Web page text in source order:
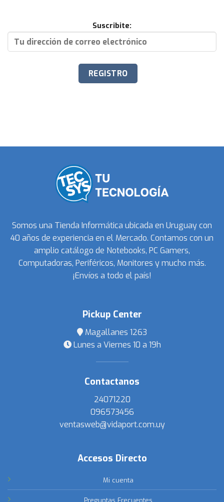
Suscribite:
Somos una Tienda Informática ubicada en Uruguay con
40 años de experiencia en el Mercado. Contamos con un
amplio catálogo de Notebooks, PC Gamers,
Computadoras, Periféricos, Monitores y mucho más.
¡Envíos a todo el país!
Pickup Center
Magallanes 1263
Lunes a Viernes 10 a 19h
Contactanos
24071220
096573456
ventasweb@vidaport.com.uy
Accesos Directo
Mi cuenta
Preguntas Frecuentes